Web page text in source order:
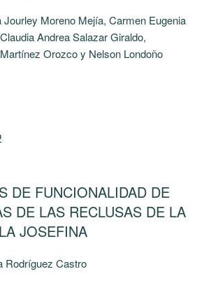
Manizales”
que
emergen
en
Jourley Moreno Mejía, Carmen Eugenia
Andrea Salazar Giraldo,
Orozco y Nelson Londoño
“069-
la
deserción
de
aprendices
Centro
DE FUNCIONALIDAD DE
DE LAS RECLUSAS DE LA
JOSEFINA
Rodríguez Castro